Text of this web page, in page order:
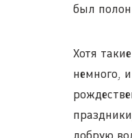
был
Хотя
немного,